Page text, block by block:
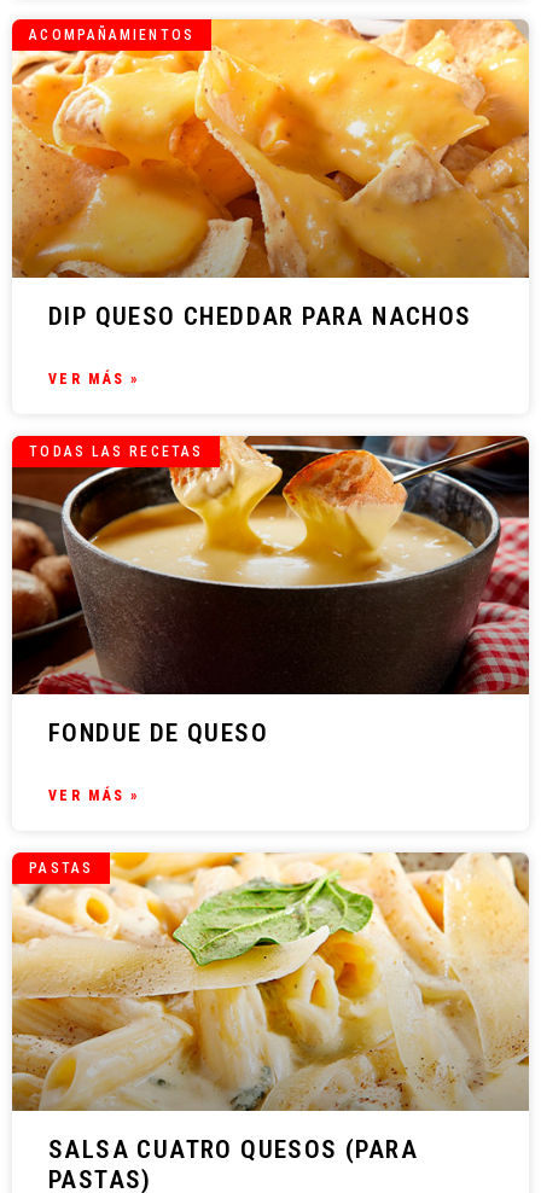
ACOMPAÑAMIENTOS
DIP QUESO CHEDDAR PARA NACHOS
VER MÁS »
TODAS LAS RECETAS
FONDUE DE QUESO
VER MÁS »
PASTAS
SALSA CUATRO QUESOS (PARA
PASTAS)